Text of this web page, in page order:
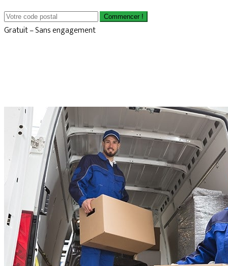
Commencer !
Gratuit – Sans engagement